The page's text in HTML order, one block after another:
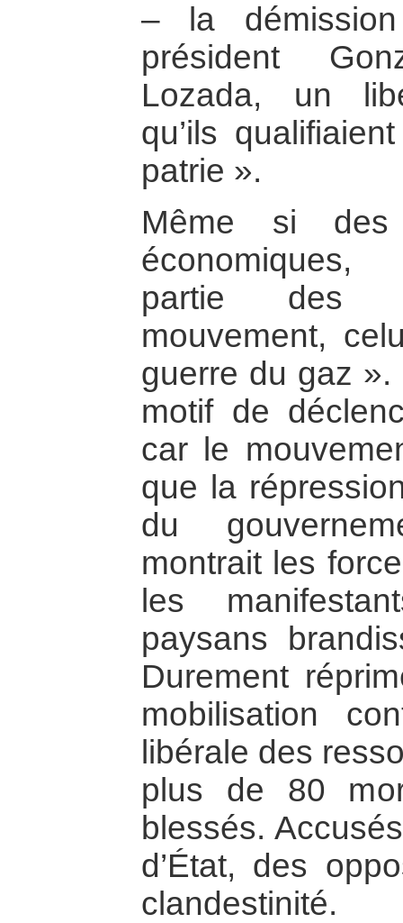
– la
président
Lozada, un
qu’ils
patrie ».
Même si des
économiques,
partie des
mouvement,
guerre du gaz
motif de
car le
que la
du
montrait les
les
paysans
Durement
mobilisation
libérale des
plus de 80
blessés.
d’État, des
clandestinité.